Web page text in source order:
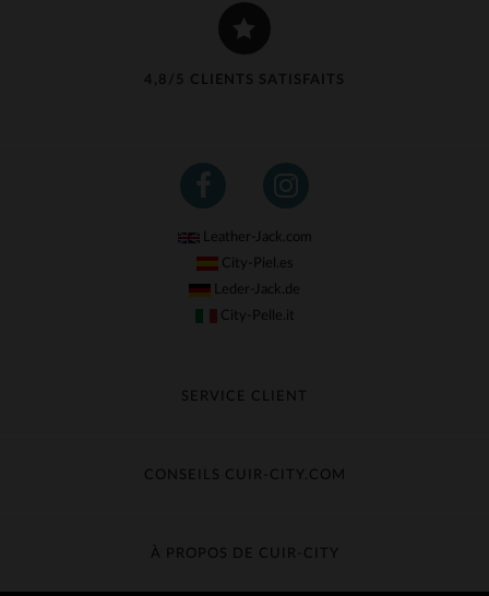
4,8/5 CLIENTS SATISFAITS
Leather-Jack.com
City-Piel.es
Leder-Jack.de
City-Pelle.it
SERVICE CLIENT
Échange & Remboursement
Contacter le service client
CONSEILS CUIR-CITY.COM
Guide des matières
À PROPOS DE CUIR-CITY